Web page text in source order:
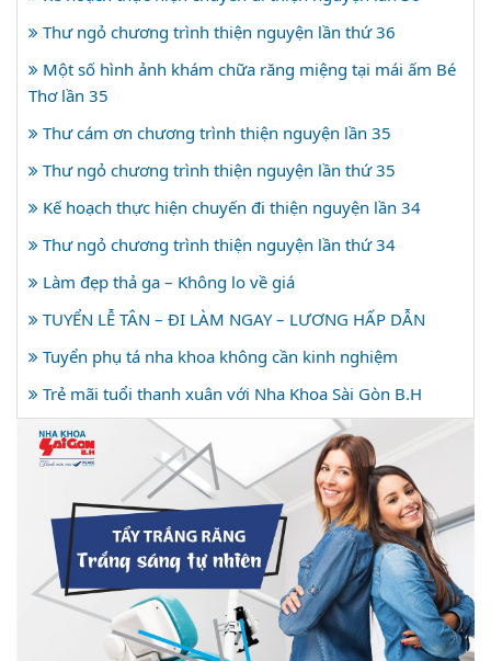
Thư ngỏ chương trình thiện nguyện lần thứ 36
Một số hình ảnh khám chữa răng miệng tại mái ấm Bé
Thơ lần 35
Thư cám ơn chương trình thiện nguyện lần 35
Thư ngỏ chương trình thiện nguyện lần thứ 35
Kế hoạch thực hiện chuyến đi thiện nguyện lần 34
Thư ngỏ chương trình thiện nguyện lần thứ 34
Làm đẹp thả ga – Không lo về giá
TUYỂN LỄ TÂN – ĐI LÀM NGAY – LƯƠNG HẤP DẪN
Tuyển phụ tá nha khoa không cần kinh nghiệm
Trẻ mãi tuổi thanh xuân với Nha Khoa Sài Gòn B.H